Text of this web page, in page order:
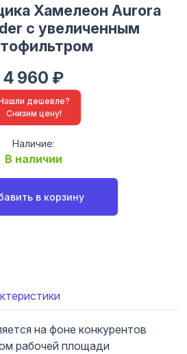
Хамелеон Aurora
с увеличенным
4 960 ₽
дешевле?
Снизим цену!
Наличие:
В наличии
в корзину
на фоне конкурентов
рабочей площади